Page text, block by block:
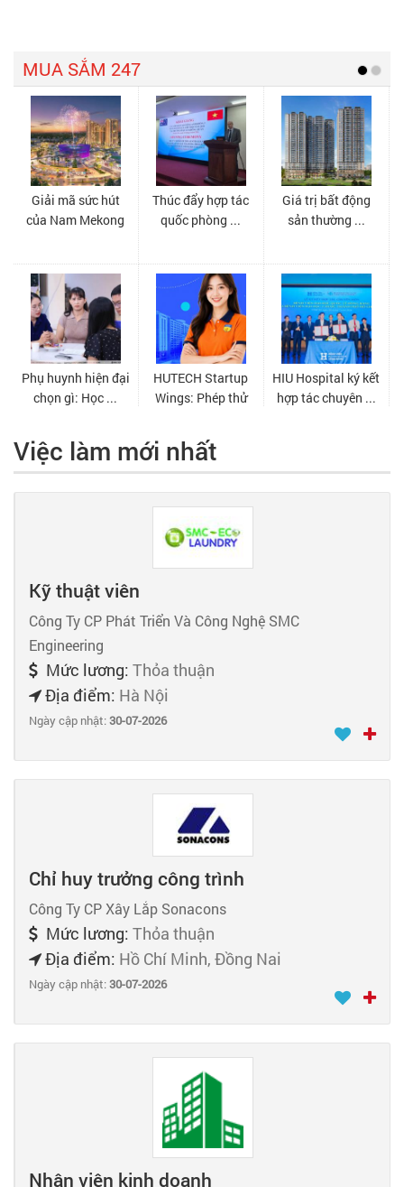
Việc làm mới nhất
Kỹ thuật viên
Công Ty CP Phát Triển Và Công Nghệ SMC
Engineering
Mức lương: Thỏa thuận
Địa điểm: Hà Nội
Ngày cập nhật:30-07-2026
Chỉ huy trưởng công trình
Công Ty CP Xây Lắp Sonacons
Mức lương: Thỏa thuận
Địa điểm: Hồ Chí Minh, Đồng Nai
Ngày cập nhật:30-07-2026
Nhân viên kinh doanh